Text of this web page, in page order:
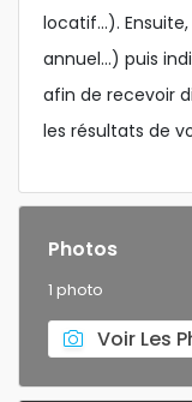
locatif…).
annuel…) puis
afin de recevoir
les résultats de
Photos
1 photo
Voir Les